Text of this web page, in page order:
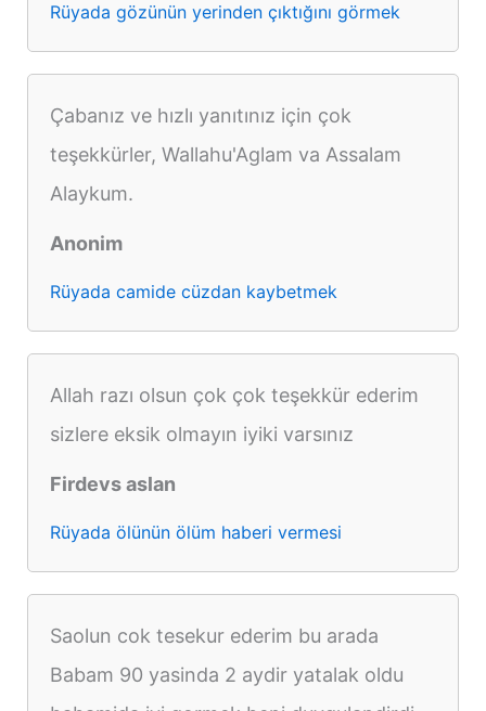
Rüyada gözünün yerinden çıktığını görmek
Çabanız ve hızlı yanıtınız için çok
teşekkürler, Wallahu'Aglam va Assalam
Alaykum.
Anonim
Rüyada camide cüzdan kaybetmek
Allah razı olsun çok çok teşekkür ederim
sizlere eksik olmayın iyiki varsınız
Firdevs aslan
Rüyada ölünün ölüm haberi vermesi
Saolun cok tesekur ederim bu arada
Babam 90 yasinda 2 aydir yatalak oldu